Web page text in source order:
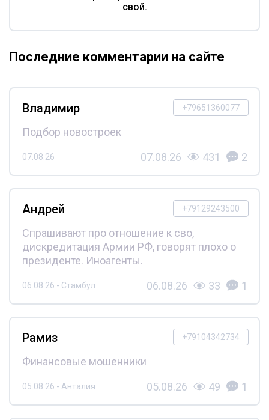
свой.
Последние комментарии на сайте
+79651360077
Владимир
Подбор новостроек
07.08.26 07.08.26 431 2
+79129243500
Андрей
Спрашивают про отношение к сво,
дискредитация Армии РФ, говорят плохо о
президенте. Иноагенты.
06.08.26 - Стамбул 06.08.26 33 1
+79104342734
Рамиз
Финансовые мошенники
05.08.26 - Анталия 05.08.26 49 1